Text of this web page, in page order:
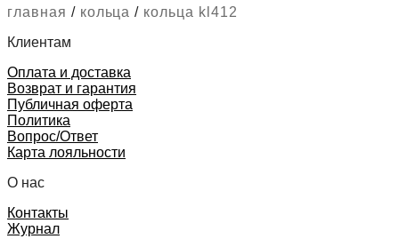
главная / кольца / кольца kl412
Клиентам
Оплата и доставка
Возврат и гарантия
Публичная оферта
Политика
Вопрос/Ответ
Карта лояльности
О нас
Контакты
Журнал